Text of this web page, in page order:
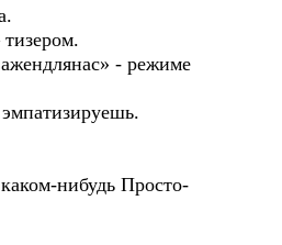
- режиме
нибудь Просто-